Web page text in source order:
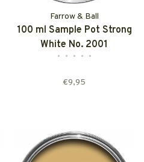
Farrow & Ball
100 ml Sample Pot Strong
White No. 2001
• • • • •
€9,95